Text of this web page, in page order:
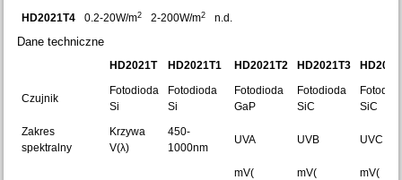
HD2021T4
0.2-20W/m2 2-200W/m2 n.d.
Dane techniczne
HD2021T HD2021T1 HD2021T2 HD2021T3
Czujnik
Fotodioda
Si
Fotodioda
Si
Fotodioda
GaP
Fotodioda
SiC
SiC
Zakres
spektralny
Krzywa
V(λ)
450-
1000nm
UVA UVB UVC
mV(
mV(
mV(